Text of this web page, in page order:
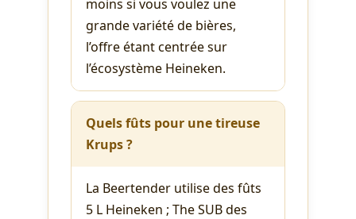
moins si vous voulez une
grande variété de bières,
l’offre étant centrée sur
l’écosystème Heineken.
Quels fûts pour une tireuse
Krups ?
La Beertender utilise des fûts
5 L Heineken ; The SUB des